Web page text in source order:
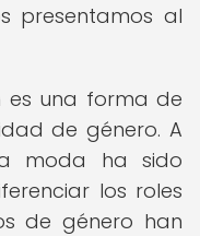
presentamos al
es una forma de
de género. A
moda ha sido
los roles
de género han